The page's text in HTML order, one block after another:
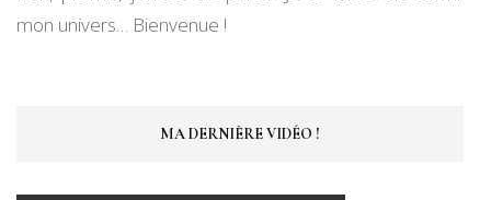
mon univers… Bienvenue !
MA DERNIÈRE VIDÉO !